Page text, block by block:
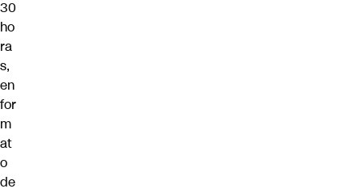
30
ho
ra
s,
en
for
m
at
o
de